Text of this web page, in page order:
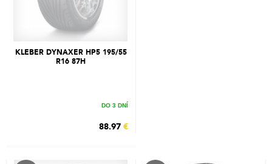
KLEBER DYNAXER HP5 195/55
R16 87H
DO 3 DNÍ
88.97 €